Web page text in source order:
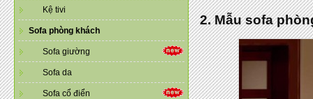
Kệ tivi
Sofa phòng khách
Sofa giường
Sofa da
Sofa cổ điển
2. Mẫu sofa